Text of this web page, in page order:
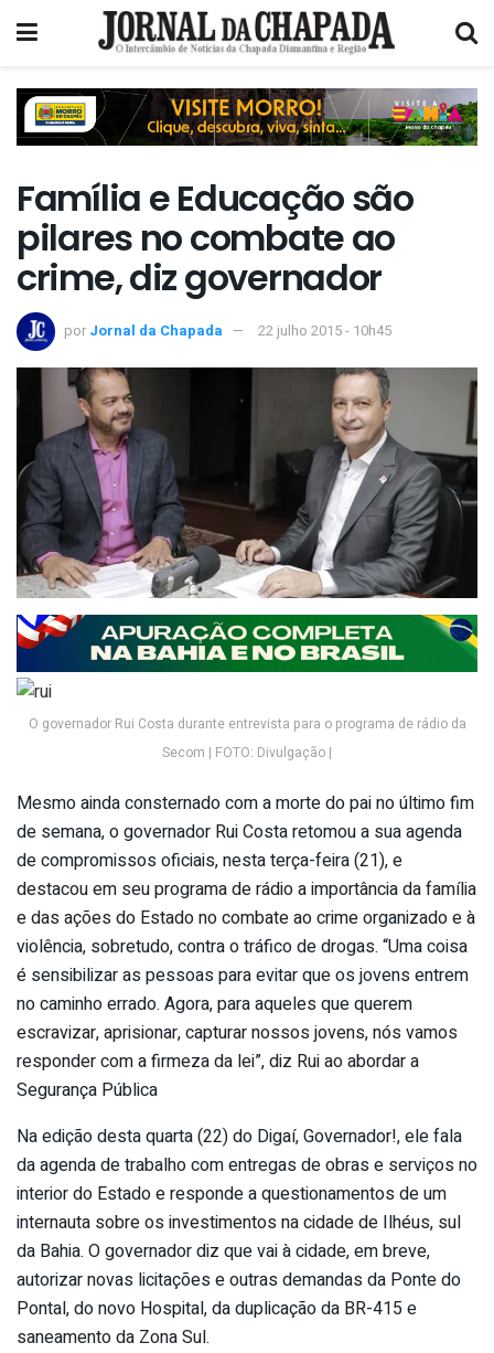
Família e Educação são
pilares no combate ao
crime, diz governador
por Jornal da Chapada 22 julho 2015 - 10h45
O governador Rui Costa durante entrevista para o programa de rádio da
Secom | FOTO: Divulgação |
Mesmo ainda consternado com a morte do pai no último fim
de semana, o governador Rui Costa retomou a sua agenda
de compromissos oficiais, nesta terça-feira (21), e
destacou em seu programa de rádio a importância da família
e das ações do Estado no combate ao crime organizado e à
violência, sobretudo, contra o tráfico de drogas. “Uma coisa
é sensibilizar as pessoas para evitar que os jovens entrem
no caminho errado. Agora, para aqueles que querem
escravizar, aprisionar, capturar nossos jovens, nós vamos
responder com a firmeza da lei”, diz Rui ao abordar a
Segurança Pública
Na edição desta quarta (22) do Digaí, Governador!, ele fala
da agenda de trabalho com entregas de obras e serviços no
interior do Estado e responde a questionamentos de um
internauta sobre os investimentos na cidade de Ilhéus, sul
da Bahia. O governador diz que vai à cidade, em breve,
autorizar novas licitações e outras demandas da Ponte do
Pontal, do novo Hospital, da duplicação da BR-415 e
saneamento da Zona Sul.